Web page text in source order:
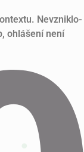
Nevzniklo-
ohlášení není